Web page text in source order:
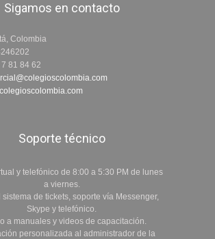
Sigamos en contacto
Colombia
81 84 62
Soporte técnico
y telefónico de 8:00 a 5:30 PM de lunes
a viernes.
sistema de tickets, soporte vía Messenger,
Skype y telefónico.
a manuales y videos de capacitación.
personalizada al administrador de la